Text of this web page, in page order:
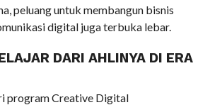
peluang untuk membangun bisnis
digital juga terbuka lebar.
DARI AHLINYA DI ERA
program Creative Digital